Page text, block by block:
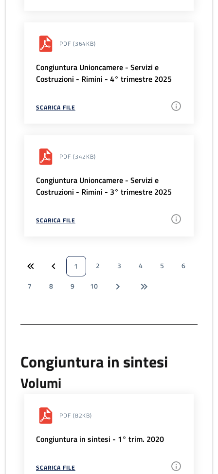
PDF (364KB)
Congiuntura Unioncamere - Servizi e
Costruzioni - Rimini - 4° trimestre 2025
SCARICA FILE
PDF (342KB)
Congiuntura Unioncamere - Servizi e
Costruzioni - Rimini - 3° trimestre 2025
SCARICA FILE
1 2 3 4 5
6
7
8 9 10
Congiuntura in sintesi
Volumi
PDF (82KB)
Congiuntura in sintesi - 1° trim. 2020
SCARICA FILE